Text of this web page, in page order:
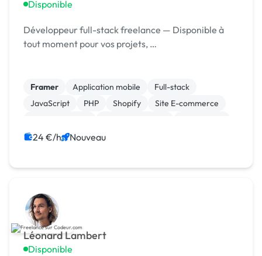
Disponible
Développeur full-stack freelance — Disponible à
tout moment pour vos projets, …
Framer Application mobile
Full-stack
JavaScript
PHP Shopify
Site E-commerce
24 €/h Nouveau
Léonard Lambert
Disponible